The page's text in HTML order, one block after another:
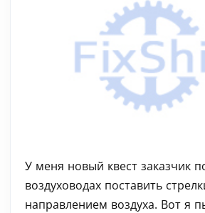
У меня новый квест заказчик
воздуховодах поставить
направлением воздуха. Вот я